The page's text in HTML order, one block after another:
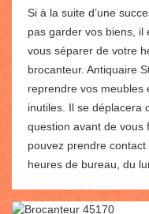
Si à la suite d’une
pas garder vos biens, il
vous séparer de votre
brocanteur. Antiquaire
reprendre vos meubles
inutiles. Il se déplacera
question avant de vous
pouvez prendre
heures de bureau, du